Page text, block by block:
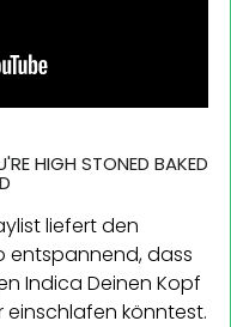
HIGH STONED BAKED
liefert den
entspannend, dass
Indica Deinen Kopf
einschlafen könntest.